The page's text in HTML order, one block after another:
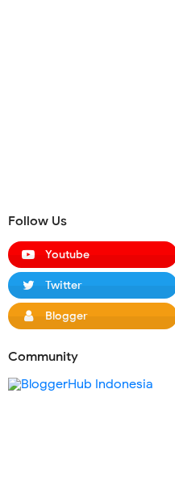
Follow Us
Youtube
Twitter
Blogger
Community